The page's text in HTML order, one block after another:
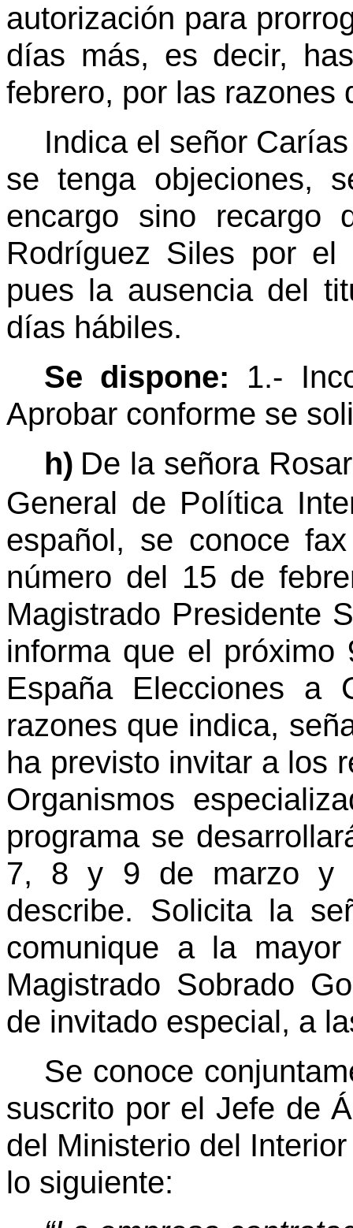
autorización para
días más, es decir,
febrero, por las razones
Indica el señor
se tenga objeciones,
encargo sino recargo
Rodríguez Siles por
pues la ausencia del
días hábiles.
Se dispone: 1.-
Aprobar conforme se
h) De la señora
General de Política
español, se conoce
número del 15 de
Magistrado Presidente
informa que el
España Elecciones a
razones que indica,
ha previsto invitar a los
Organismos
programa se
7, 8 y 9 de marzo y
describe. Solicita la
comunique a la
Magistrado Sobrado
de invitado especial, a
Se conoce
suscrito por el Jefe de
del Ministerio del
lo siguiente: